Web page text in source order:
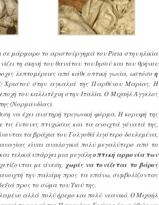
σε μάρμαρο το αριστούργημά του Pieta στην ηλικία
τη σκηνή του θανάτου του Ιησού και του θρήνου
λεπτομέρειες από κάθε οπτική γωνία, ωστόσοη
Χριστού στην αγκαλιά της Παρθένου Μαρίας. Η
του καλλιτέχνη στην Ιταλία. Ο Μιχαήλ Άγγελος
(Νορμανδίας).
να έχει αυστηρή τριγωνική φόρμα. Η κορυφή της
έντονες πτυχώσεις και τα ανοιχτά γόνατά της,
τα βράχια του Γολγοθά λιγότερο δουλεμένα,
είναι αναλογικά πολύ μεγαλύτερο από το
τελικά υπάρχει μια μεγάληοπτική αρμονία των
με άνεση, χωρίς να τονίζεται το βάρος
την παλάμη προς τα επάνω, συμβολίζοντας
προς το σώμα του Υιού της.
αλλά πολύ ήρεμο και πολύ νεανικό. Ο Μιχαήλ